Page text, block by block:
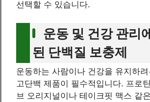
선택할 수 있습니다.
운동 및 건강 관리
된 단백질 보충제
운동하는 사람이나 건강을 유지하
고단백 제품이 필수적입니다. 프로
브 오리지널이나 테이크핏 맥스 같